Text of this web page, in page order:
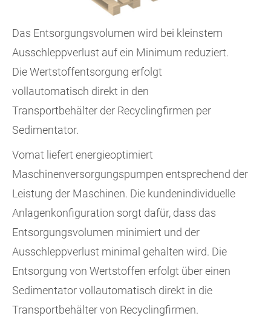
Das Entsorgungsvolumen wird bei kleinstem
Ausschleppverlust auf ein Minimum reduziert.
Die Wertstoffentsorgung erfolgt
vollautomatisch direkt in den
Transportbehälter der Recyclingfirmen per
Sedimentator.
Vomat liefert energieoptimiert
Maschinenversorgungspumpen entsprechend der
Leistung der Maschinen. Die kundenindividuelle
Anlagenkonfiguration sorgt dafür, dass das
Entsorgungsvolumen minimiert und der
Ausschleppverlust minimal gehalten wird. Die
Entsorgung von Wertstoffen erfolgt über einen
Sedimentator vollautomatisch direkt in die
Transportbehälter von Recyclingfirmen.